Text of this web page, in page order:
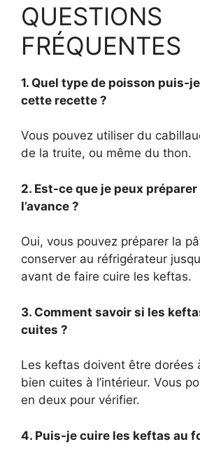
QUESTIONS
FRÉQUENTES
1. Quel type de poisson puis-
cette recette ?
Vous pouvez utiliser du
de la truite, ou même du thon.
2. Est-ce que je peux préparer
l’avance ?
Oui, vous pouvez préparer la
conserver au réfrigérateur
avant de faire cuire les keftas.
3. Comment savoir si les
cuites ?
Les keftas doivent être dorées
bien cuites à l’intérieur. Vous
en deux pour vérifier.
4. Puis-je cuire les keftas au